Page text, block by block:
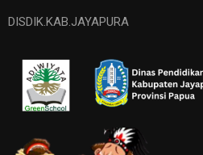
DISDIK.KAB.JAYAPURA